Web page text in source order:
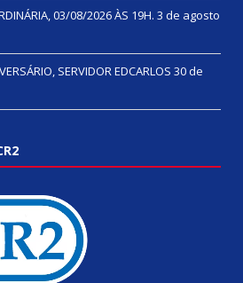
03/08/2026 ÀS 19H. 3 de agosto
SERVIDOR EDCARLOS 30 de